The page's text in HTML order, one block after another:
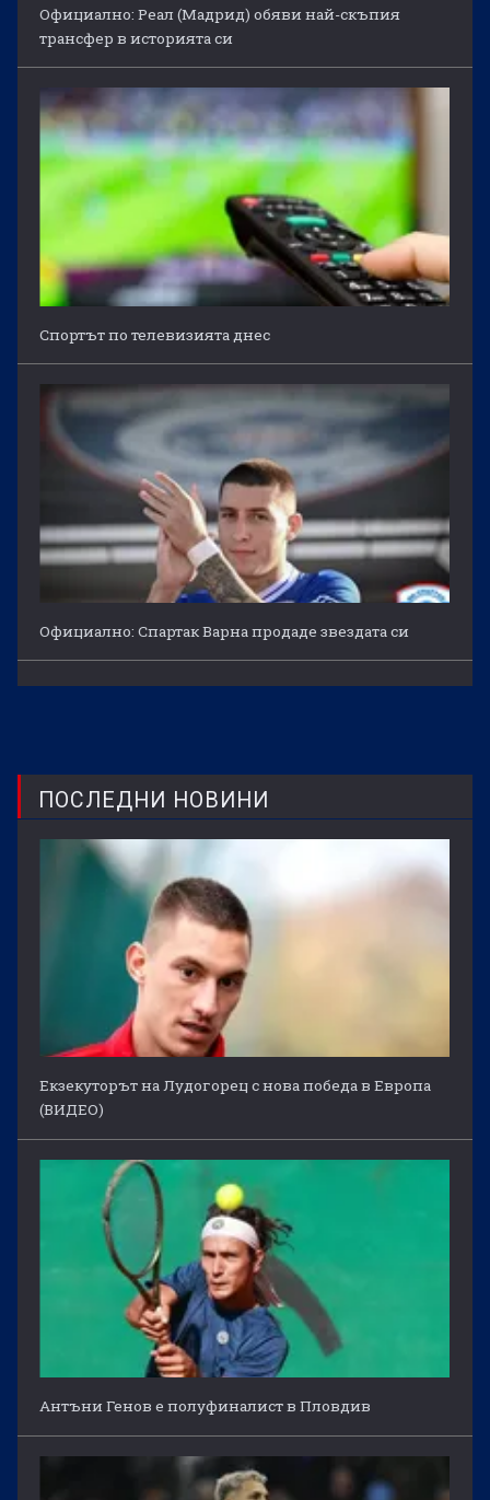
Официално: Реал (Мадрид) обяви най-скъпия
трансфер в историята си
Спортът по телевизията днес
Официално: Спартак Варна продаде звездата си
ПОСЛЕДНИ НОВИНИ
Екзекуторът на Лудогорец с нова победа в Европа
(ВИДЕО)
Антъни Генов е полуфиналист в Пловдив